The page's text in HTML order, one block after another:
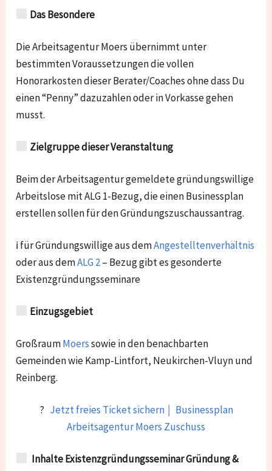
Das Besondere
Die Arbeitsagentur Moers übernimmt unter
bestimmten Voraussetzungen die vollen
Honorarkosten dieser Berater/Coaches ohne dass Du
einen “Penny” dazuzahlen oder in Vorkasse gehen
musst.
Zielgruppe dieser Veranstaltung
Beim der Arbeitsagentur gemeldete gründungswillige
Arbeitslose mit ALG 1-Bezug, die einen Businessplan
erstellen sollen für den Gründungszuschaussantrag.
ℹ für Gründungswillige aus demAngestelltenverhältnis
oder aus demALG 2– Bezug gibt es gesonderte
Existenzgründungsseminare
Einzugsgebiet
GroßraumMoerssowie in den benachbarten
Gemeinden wieKamp-Lintfort, Neukirchen-Vluyn und
Reinberg.
? Jetzt freies Ticket sichern ￨ Businessplan
Arbeitsagentur Moers Zuschuss
Inhalte Existenzgründungsseminar Gründung &